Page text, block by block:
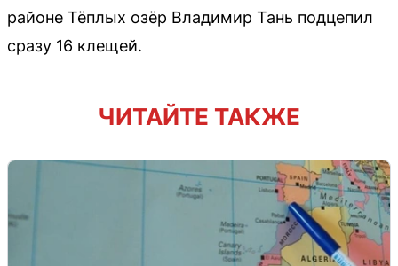
районе Тёплых озёр Владимир Тань подцепил
сразу 16 клещей.
ЧИТАЙТЕ ТАКЖЕ